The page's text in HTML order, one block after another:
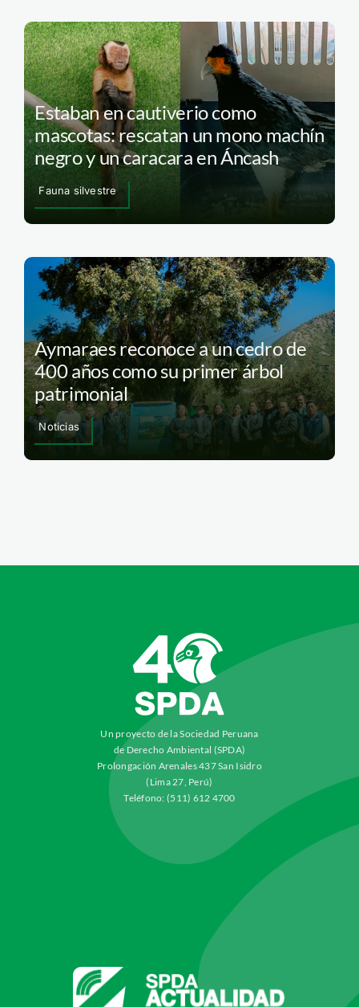
Estaban en cautiverio como
mascotas: rescatan un mono machín
negro y un caracara en Áncash
Fauna silvestre
Aymaraes reconoce a un cedro de
400 años como su primer árbol
patrimonial
Noticias
Un proyecto de la Sociedad Peruana
de Derecho Ambiental (SPDA)
Prolongación Arenales 437 San Isidro
(Lima 27, Perú)
Teléfono: (511) 612 4700